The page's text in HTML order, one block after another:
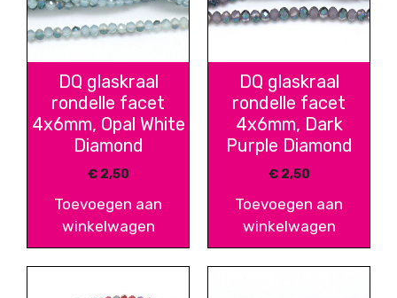
DQ glaskraal
rondelle facet
4x6mm, Opal White
Diamond
€2,50
Toevoegen aan
winkelwagen
DQ glaskraal
rondelle facet
4x6mm, Dark
Purple Diamond
€2,50
Toevoegen aan
winkelwagen